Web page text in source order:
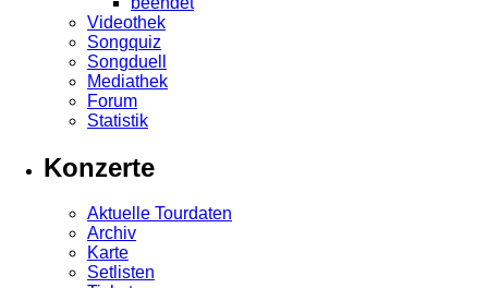
Videothek
Songquiz
Songduell
Mediathek
Forum
Statistik
Konzerte
Aktuelle Tourdaten
Archiv
Karte
Setlisten